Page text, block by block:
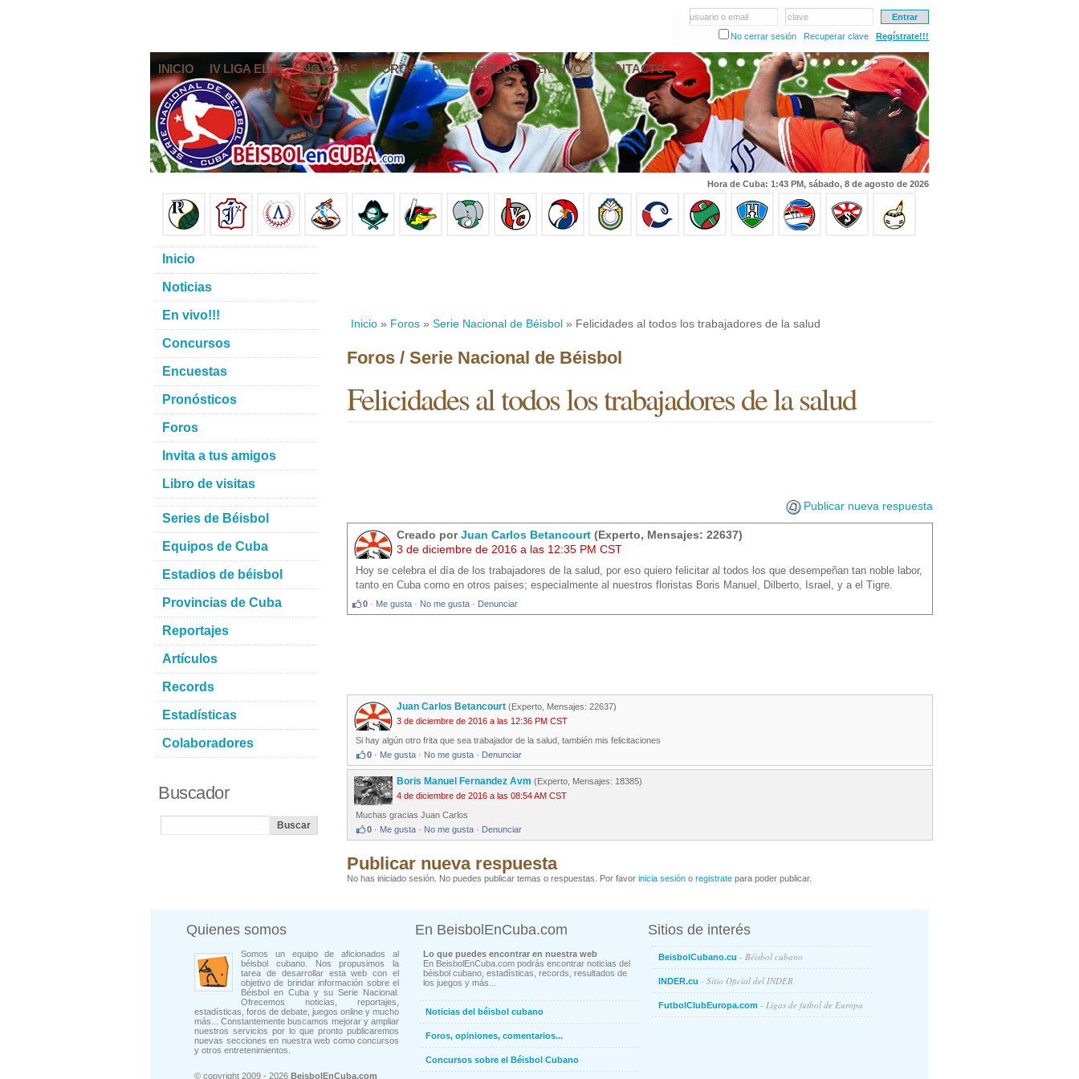
usuario o email
clave
No cerrar sesión
Recuperar clave Regístrate!!!
INICIO IV LIGA ELITE NOTICIAS FOROS PRONÓSTICOS EN VIVO CONTACTO
Hora de Cuba: 1:43 PM, sábado, 8 de agosto de 2026
Inicio » Foros » Serie Nacional de Béisbol » Felicidades al todos los trabajadores de la salud
Foros / Serie Nacional de Béisbol
Felicidades al todos los trabajadores de la salud
Publicar nueva respuesta
Creado porJuan Carlos Betancourt (Experto, Mensajes: 22637)
3 de diciembre de 2016 a las 12:35 PM CST
Hoy se celebra el día de los trabajadores de la salud, por eso quiero felicitar al todos los que desempeñan tan noble labor,
tanto en Cuba como en otros paises; especialmente al nuestros floristas Boris Manuel, Dilberto, Israel, y a el Tigre.
0 · Me gusta · No me gusta · Denunciar
Juan Carlos Betancourt (Experto, Mensajes: 22637)
3 de diciembre de 2016 a las 12:36 PM CST
Si hay algún otro frita que sea trabajador de la salud, también mis felicitaciones
0 · Me gusta · No me gusta · Denunciar
Boris Manuel Fernandez Avm (Experto, Mensajes: 18385)
4 de diciembre de 2016 a las 08:54 AM CST
Muchas gracias Juan Carlos
0 · Me gusta · No me gusta · Denunciar
Publicar nueva respuesta
No has iniciado sesión. No puedes publicar temas o respuestas. Por favor inicia sesión o registrate para poder publicar.
Inicio
Noticias
En vivo!!!
Concursos
Encuestas
Pronósticos
Foros
Invita a tus amigos
Libro de visitas
Series de Béisbol
Equipos de Cuba
Estadios de béisbol
Provincias de Cuba
Reportajes
Artículos
Records
Estadísticas
Colaboradores
Buscador
Quienes somos
Somos un equipo de aficionados al
béisbol cubano. Nos propusimos la
tarea de desarrollar esta web con el
objetivo de brindar información sobre el
Béisbol en Cuba y su Serie Nacional.
Ofrecemos noticias, reportajes,
estadísticas, foros de debate, juegos online y mucho
más... Constantemente buscamos mejorar y ampliar
nuestros servicios por lo que pronto publicaremos
nuevas secciones en nuestra web como concursos
y otros entretenimientos.
© copyright 2009 - 2026 BeisbolEnCuba.com
En BeisbolEnCuba.com
Lo que puedes encontrar en nuestra web
En BeisbolEnCuba.com podrás encontrar noticias del
béisbol cubano, estadísticas, records, resultados de
los juegos y más...
Noticias del béisbol cubano
Foros, opiniones, comentarios...
Concursos sobre el Béisbol Cubano
Sitios de interés
BeisbolCubano.cu - Béisbol cubano
INDER.cu - Sitio Oficial del INDER
FutbolClubEuropa.com - Ligas de futbol de Europa